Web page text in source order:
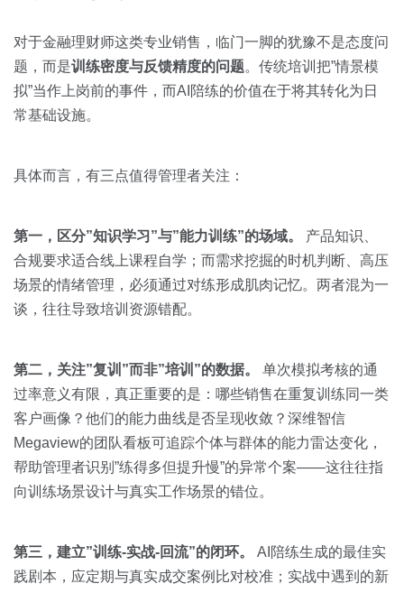
对于金融理财师这类专业销售，临门一脚的犹豫不是态度问
题，而是训练密度与反馈精度的问题。传统培训把”情景模
拟”当作上岗前的事件，而AI陪练的价值在于将其转化为日
常基础设施。
具体而言，有三点值得管理者关注：
第一，区分”知识学习”与”能力训练”的场域。
产品知识、
合规要求适合线上课程自学；而需求挖掘的时机判断、高压
场景的情绪管理，必须通过对练形成肌肉记忆。两者混为一
谈，往往导致培训资源错配。
第二，关注”复训”而非”培训”的数据。
单次模拟考核的通
过率意义有限，真正重要的是：哪些销售在重复训练同一类
客户画像？他们的能力曲线是否呈现收敛？深维智信
Megaview的团队看板可追踪个体与群体的能力雷达变化，
帮助管理者识别”练得多但提升慢”的异常个案——这往往指
向训练场景设计与真实工作场景的错位。
第三，建立”训练-实战-回流”的闭环。
AI陪练生成的最佳实
践剧本，应定期与真实成交案例比对校准；实战中遇到的新